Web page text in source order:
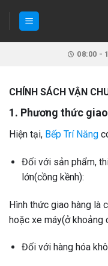
08:00 -
CHÍNH SÁCH VẬN
1. Phương thức
Hiện tại, Bếp Trí Năng
Đối với sản phẩm,
lớn(cồng kềnh):
Hình thức giao hàng là
hoặc xe máy(ở khoảng
Đối với hàng hóa